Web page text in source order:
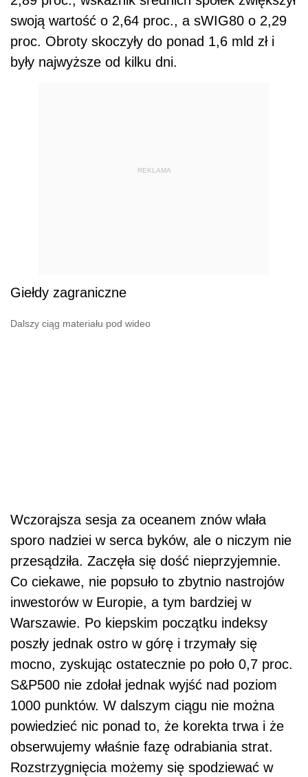
swoją wartość o 2,64 proc., a sWIG80 o 2,29
proc. Obroty skoczyły do ponad 1,6 mld zł i
były najwyższe od kilku dni.
REKLAMA
Giełdy zagraniczne
Dalszy ciąg materiału pod wideo
Wczorajsza sesja za oceanem znów wlała
sporo nadziei w serca byków, ale o niczym nie
przesądziła. Zaczęła się dość nieprzyjemnie.
Co ciekawe, nie popsuło to zbytnio nastrojów
inwestorów w Europie, a tym bardziej w
Warszawie. Po kiepskim początku indeksy
poszły jednak ostro w górę i trzymały się
mocno, zyskując ostatecznie po poło 0,7 proc.
S&P500 nie zdołał jednak wyjść nad poziom
1000 punktów. W dalszym ciągu nie można
powiedzieć nic ponad to, że korekta trwa i że
obserwujemy właśnie fazę odrabiania strat.
Rozstrzygnięcia możemy się spodziewać w